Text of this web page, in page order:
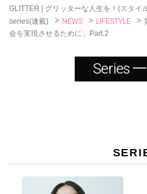
GLITTER | グリッターな人生を！(スタイ
series(連載) > NEWS > LIFESTYLE >
会を実現させるために」Part.2
Series